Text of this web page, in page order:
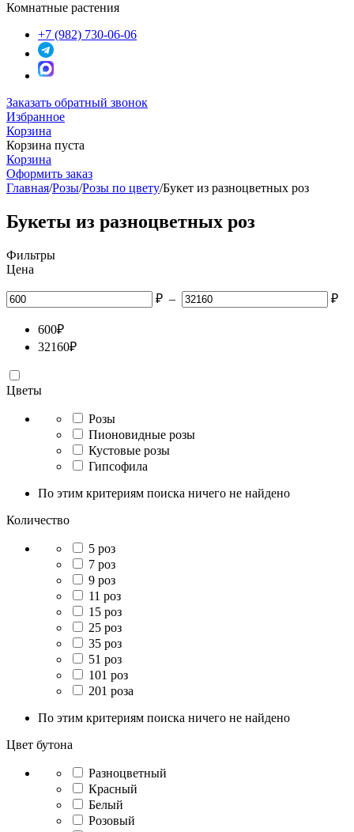
Комнатные растения
+7 (982) 730-06-06
Заказать обратный звонок
Избранное
Корзина
Корзина пуста
Корзина
Оформить заказ
Главная/Розы/Розы по цвету/Букет из разноцветных роз
Букеты из разноцветных роз
Фильтры
Цена
₽ – ₽
600₽
32160₽
Цветы
Розы
Пионовидные розы
Кустовые розы
Гипсофила
По этим критериям поиска ничего не найдено
Количество
5 роз
7 роз
9 роз
11 роз
15 роз
25 роз
35 роз
51 роз
101 роз
201 роза
По этим критериям поиска ничего не найдено
Цвет бутона
Разноцветный
Красный
Белый
Розовый